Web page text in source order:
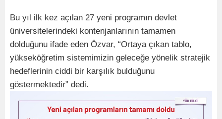
Bu yıl ilk kez açılan 27 yeni programın devlet
üniversitelerindeki kontenjanlarının tamamen
dolduğunu ifade eden Özvar, “Ortaya çıkan tablo,
yükseköğretim sistemimizin geleceğe yönelik stratejik
hedeflerinin ciddi bir karşılık bulduğunu
göstermektedir” dedi.